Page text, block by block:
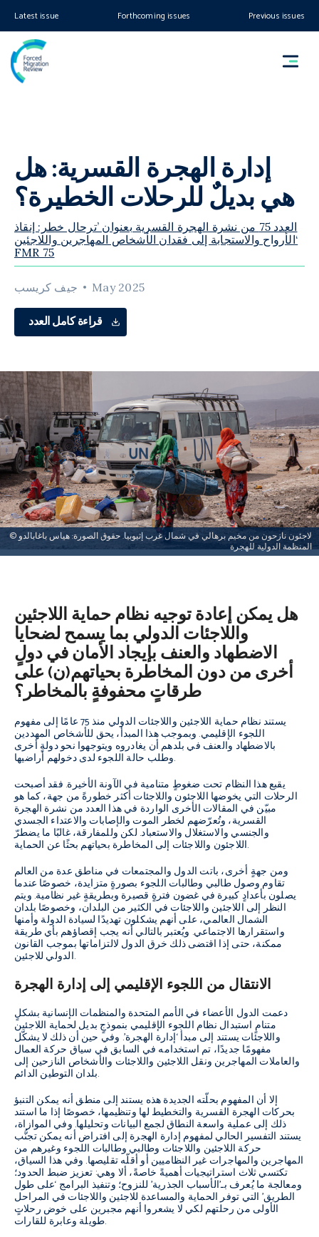
Latest issue Forthcoming issues Previous issues
إدارة الهجرة القسرية: هل
هي بديلٌ للرحلات الخطيرة؟
العدد 75 من نشرة الهجرة القسرية بعنوان ’ترحال خطر: إنقاذ
الأرواح والاستجابة إلى فقدان الأشخاص المهاجرين واللاجئين‘
FMR 75
جيف كريسب May 2025
قراءة كامل العدد
لاجئون نازحون من مخيم برهالي في شمال غرب إثيوبيا. حقوق الصورة: هياس باغابالدو ©
المنظمة الدولية للهجرة
هل يمكن إعادة توجيه نظام حماية اللاجئين
واللاجئات الدولي بما يسمح لضحايا
الاضطهاد والعنف بإيجاد الأمان في دولٍ
أخرى من دون المخاطرة بحياتهم(ن) على
طرقاتٍ محفوفةٍ بالمخاطر؟
يستند نظام حماية اللاجئين واللاجئات الدولي منذ 75 عامًا إلى مفهوم
اللجوء الإقليمي. وبموجب هذا المبدأ، يحق للأشخاص المهددين
بالاضطهاد والعنف في بلدهم أن يغادروه ويتوجهوا نحو دولةٍ أخرى
وطلب حالة اللجوء لدى دخولهم أراضيها.
يقبع هذا النظام تحت ضغوطٍ متنامية في الآونة الأخيرة. فقد أصبحت
الرحلات التي يخوضها اللاجئون واللاجئات أكثر خطورةً من جهة، كما هو
مبيّن في المقالات الأخرى الواردة في هذا العدد من نشرة الهجرة
القسرية، وتُعرّضهم لخطر الموت والإصابات والاعتداء الجسدي
والجنسي والاستغلال والاستعباد. لكن وللمفارقة، غالبًا ما يضطرّ
اللاجئون واللاجئات إلى المخاطرة بحياتهم بحثًا عن الحماية.
ومن جهةٍ أخرى، باتت الدول والمجتمعات في مناطق عدة من العالم
تقاوم وصول طالبي وطالبات اللجوء بصورةٍ متزايدة، خصوصًا عندما
يصلون بأعدادٍ كبيرة في غضون فترةٍ قصيرة وبطريقةٍ غير نظامية. ويتم
النظر إلى اللاجئين واللاجئات في الكثير من البلدان، وخصوصًا بلدان
الشمال العالمي، على أنهم يشكلون تهديدًا لسيادة الدولة وأمنها
واستقرارها الاجتماعي. ويُعتبر بالتالي أنه يجب إقصاؤهم بأي طريقة
ممكنة، حتى إذا اقتضى ذلك خرق الدول لالتزاماتها بموجب القانون
الدولي للاجئين.
الانتقال من اللجوء الإقليمي إلى إدارة الهجرة
دعمت الدول الأعضاء في الأمم المتحدة والمنظمات الإنسانية بشكلٍ
متنامٍ استبدال نظام اللجوء الإقليمي بنموذجٍ بديل لحماية اللاجئين
واللاجئات يستند إلى مبدأ ‘إدارة الهجرة’. وفي حين أن ذلك لا يشكّل
مفهومًا جديدًا، تم استخدامه في السابق في سياق حركة العمال
والعاملات المهاجرين ونقل اللاجئين واللاجئات والأشخاص النازحين إلى
بلدان التوطين الدائم.
إلا أن المفهوم بحلّته الجديدة هذه يستند إلى منطق أنه يمكن التنبؤ
بحركات الهجرة القسرية والتخطيط لها وتنظيمها، خصوصًا إذا ما استند
ذلك إلى عملية واسعة النطاق لجمع البيانات وتحليلها. وفي الموازاة،
يستند التفسير الحالي لمفهوم إدارة الهجرة إلى افتراض أنه يمكن تجنُّب
حركة اللاجئين واللاجئات وطالبي وطالبات اللجوء وغيرهم من
المهاجرين والمهاجرات غير النظاميين أو أقلّه تقليصها. وفي هذا السياق،
تكتسي ثلاث استراتيجيات أهميةً خاصةً، ألا وهي: تعزيز ضبط الحدود؛
ومعالجة ما يُعرف بـ’الأسباب الجذرية’ للنزوح؛ وتنفيذ البرامج ‘على طول
الطريق’ التي توفر الحماية والمساعدة للاجئين واللاجئات في المراحل
الأولى من رحلتهم لكي لا يشعروا أنهم مجبرين على خوض رحلاتٍ
طويلة وعابرة للقارات.